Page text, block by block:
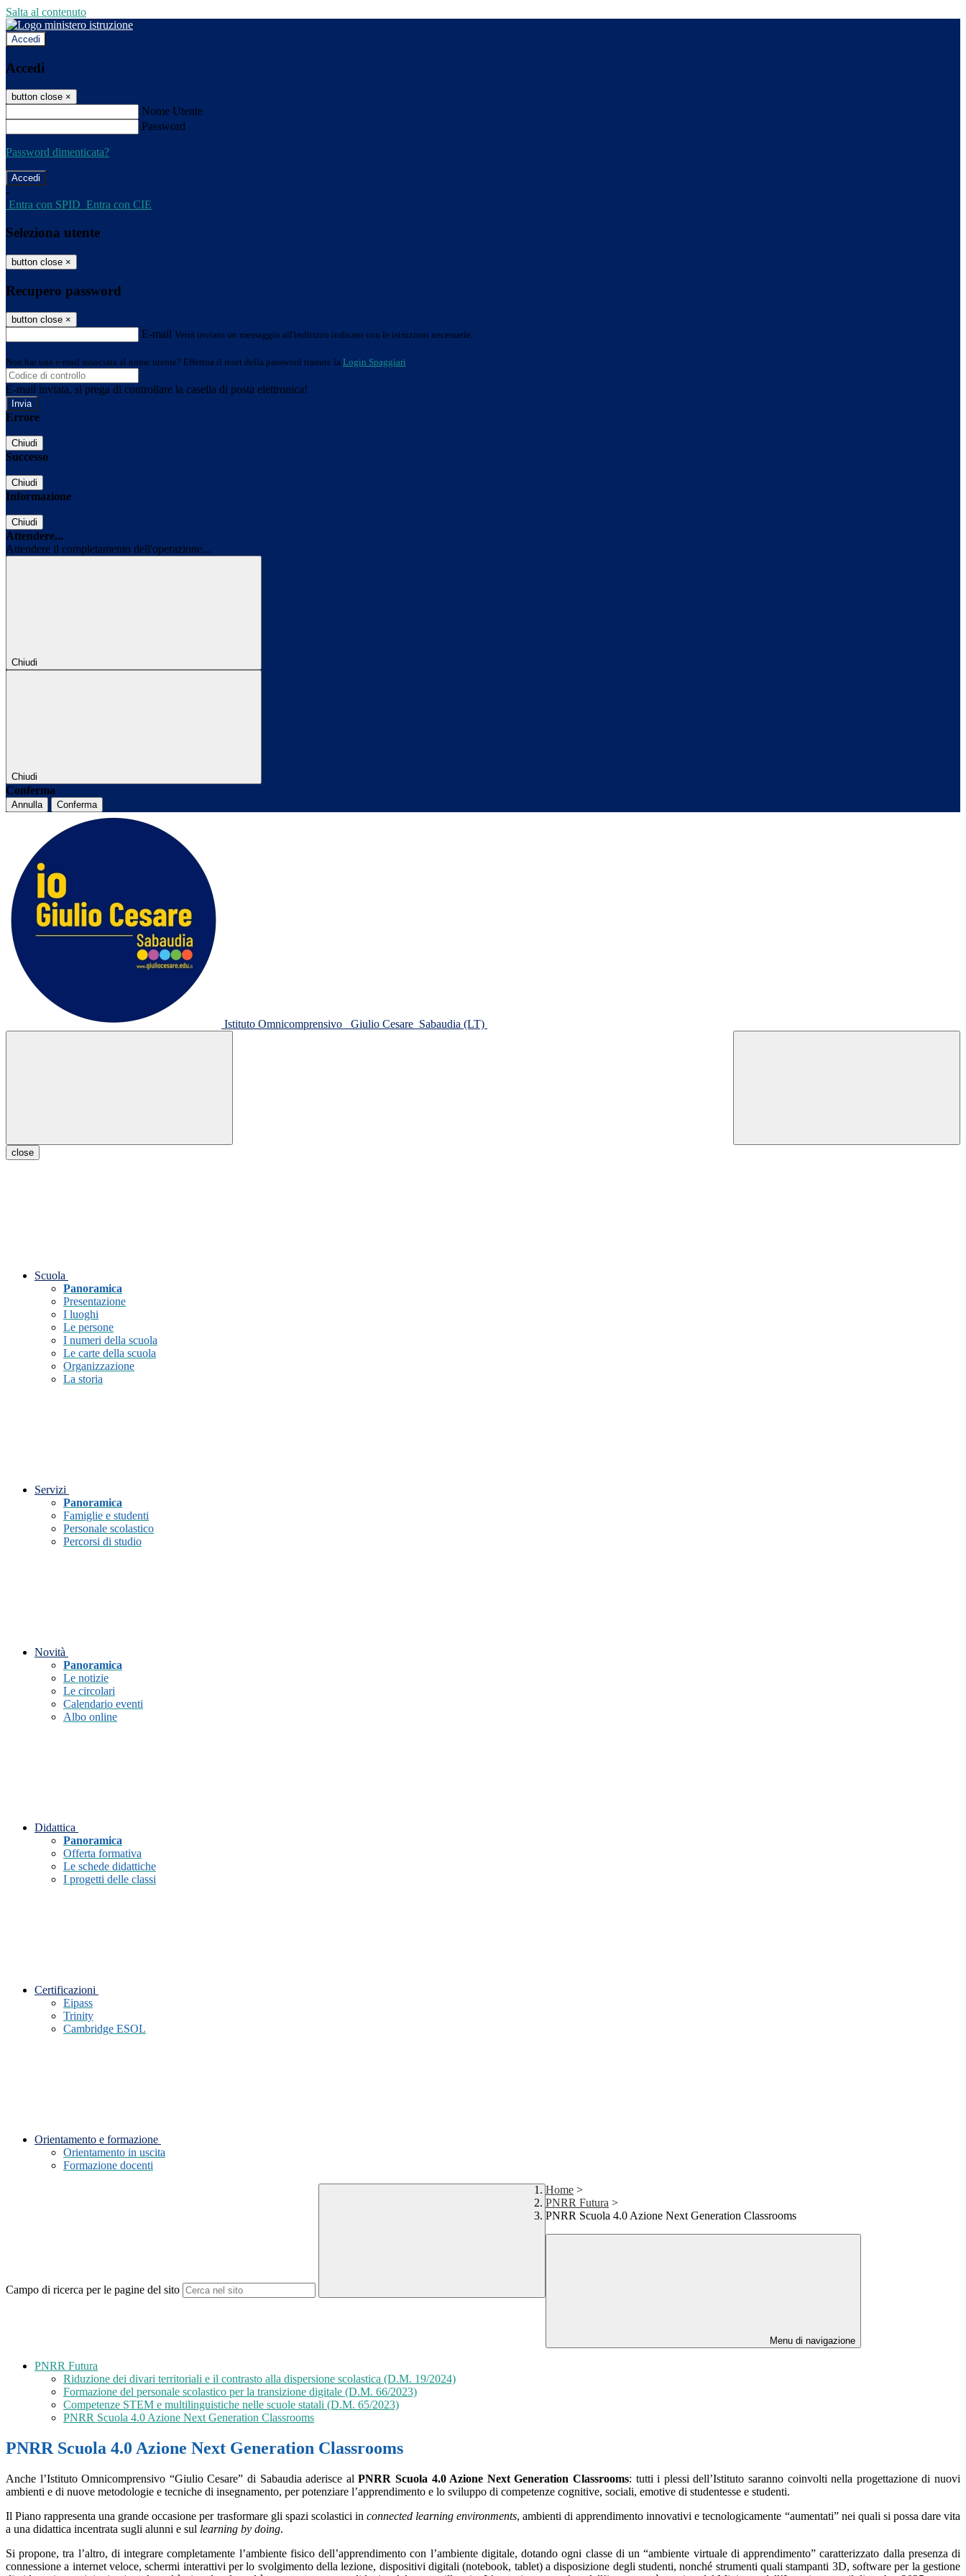
Salta al contenuto
Accedi
Accedi
button close ×
Nome Utente
Password
Password dimenticata?
-
Entra con SPID Entra con CIE
Seleziona utente
button close ×
Recupero password
button close ×
E-mail Verrà inviato un messaggio all'indirizzo indicato con le istruzioni necessarie.
Non hai una e-mail associata al nome utente? Effettua il reset della password tramite la Login Spaggiari
E-mail inviata, si prega di controllare la casella di posta elettronica!
Errore
Chiudi
Successo
Chiudi
Informazione
Chiudi
Attendere...
Attendere il completamento dell'operazione...
Chiudi
Chiudi
Conferma
Annulla Conferma
Istituto Omnicomprensivo Giulio Cesare Sabaudia (LT)
close
Scuola
Panoramica
Presentazione
I luoghi
Le persone
I numeri della scuola
Le carte della scuola
Organizzazione
La storia
Servizi
Panoramica
Famiglie e studenti
Personale scolastico
Percorsi di studio
Novità
Panoramica
Le notizie
Le circolari
Calendario eventi
Albo online
Didattica
Panoramica
Offerta formativa
Le schede didattiche
I progetti delle classi
Certificazioni
Eipass
Trinity
Cambridge ESOL
Orientamento e formazione
Orientamento in uscita
Formazione docenti
Campo di ricerca per le pagine del sito
Home >
PNRR Futura >
PNRR Scuola 4.0 Azione Next Generation Classrooms
Menu di navigazione
PNRR Futura
Riduzione dei divari territoriali e il contrasto alla dispersione scolastica (D.M. 19/2024)
Formazione del personale scolastico per la transizione digitale (D.M. 66/2023)
Competenze STEM e multilinguistiche nelle scuole statali (D.M. 65/2023)
PNRR Scuola 4.0 Azione Next Generation Classrooms
PNRR Scuola 4.0 Azione Next Generation Classrooms
Anche l’Istituto Omnicomprensivo “Giulio Cesare” di Sabaudia aderisce alPNRR Scuola 4.0 Azione Next Generation Classrooms: tutti i plessi dell’Istituto saranno coinvolti nella progettazione di nuovi
ambienti e di nuove metodologie e tecniche di insegnamento, per potenziare l’apprendimento e lo sviluppo di competenze cognitive, sociali, emotive di studentesse e studenti.
Il Piano rappresenta una grande occasione per trasformare gli spazi scolastici in connected learning environments, ambienti di apprendimento innovativi e tecnologicamente “aumentati” nei quali si possa dare vita
a una didattica incentrata sugli alunni e sul learning by doing.
Si propone, tra l’altro, di integrare completamente l’ambiente fisico dell’apprendimento con l’ambiente digitale, dotando ogni classe di un “ambiente virtuale di apprendimento” caratterizzato dalla presenza di
connessione a internet veloce, schermi interattivi per lo svolgimento della lezione, dispositivi digitali (notebook, tablet) a disposizione degli studenti, nonché strumenti quali stampanti 3D, software per la gestione